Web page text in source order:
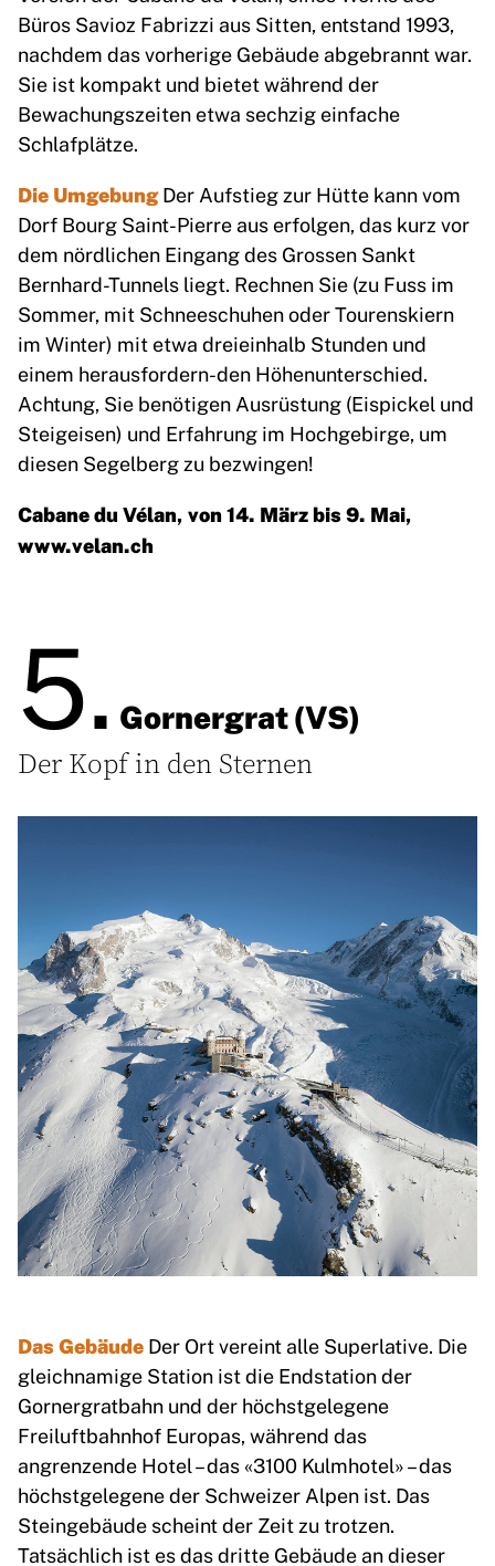
Büros Savioz Fabrizzi aus Sitten, entstand 1993,
nachdem das vorherige Gebäude abgebrannt war.
Sie ist kompakt und bietet während der
Bewachungszeiten etwa sechzig einfache
Schlafplätze.
Die UmgebungDer Aufstieg zur Hütte kann vom
Dorf Bourg Saint-Pierre aus erfolgen, das kurz vor
dem nördlichen Eingang des Grossen Sankt
Bernhard-Tunnels liegt. Rechnen Sie (zu Fuss im
Sommer, mit Schneeschuhen oder Tourenskiern
im Winter) mit etwa dreieinhalb Stunden und
einem herausfordern-den Höhenunterschied.
Achtung, Sie benötigen Ausrüstung (Eispickel und
Steigeisen) und Erfahrung im Hochgebirge, um
diesen Segelberg zu bezwingen!
Cabane du Vélan, von 14. März bis 9. Mai,
www.velan.ch
5. Gornergrat (VS)
Der Kopf in den Sternen
Das Gebäude Der Ort vereint alle Superlative. Die
gleichnamige Station ist die Endstation der
Gornergratbahn und der höchstgelegene
Freiluftbahnhof Europas, während das
angrenzende Hotel – das «3100 Kulmhotel» – das
höchstgelegene der Schweizer Alpen ist. Das
Steingebäude scheint der Zeit zu trotzen.
Tatsächlich ist es das dritte Gebäude an dieser